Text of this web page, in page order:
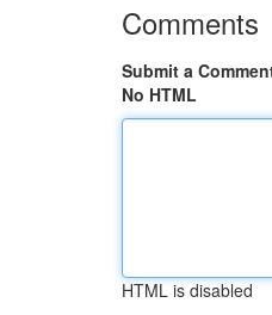
Comments
Submit a
No HTML
HTML is disabled